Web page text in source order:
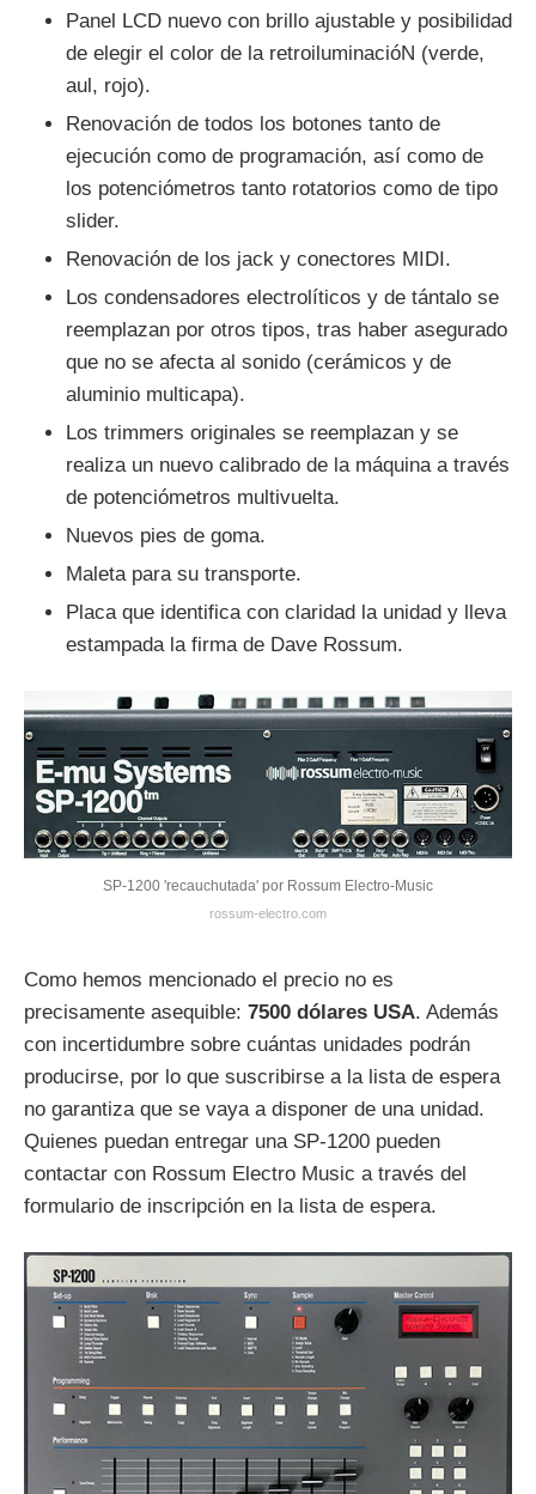
Panel LCD nuevo con brillo ajustable y posibilidad
de elegir el color de la retroiluminacióN (verde,
aul, rojo).
Renovación de todos los botones tanto de
ejecución como de programación, así como de
los potenciómetros tanto rotatorios como de tipo
slider.
Renovación de los jack y conectores MIDI.
Los condensadores electrolíticos y de tántalo se
reemplazan por otros tipos, tras haber asegurado
que no se afecta al sonido (cerámicos y de
aluminio multicapa).
Los trimmers originales se reemplazan y se
realiza un nuevo calibrado de la máquina a través
de potenciómetros multivuelta.
Nuevos pies de goma.
Maleta para su transporte.
Placa que identifica con claridad la unidad y lleva
estampada la firma de Dave Rossum.
SP-1200 'recauchutada' por Rossum Electro-Music
rossum-electro.com
Como hemos mencionado el precio no es
precisamente asequible: 7500 dólares USA. Además
con incertidumbre sobre cuántas unidades podrán
producirse, por lo que suscribirse a la lista de espera
no garantiza que se vaya a disponer de una unidad.
Quienes puedan entregar una SP-1200 pueden
contactar con Rossum Electro Music a través del
formulario de inscripción en la lista de espera.